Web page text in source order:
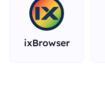
ixBrowser